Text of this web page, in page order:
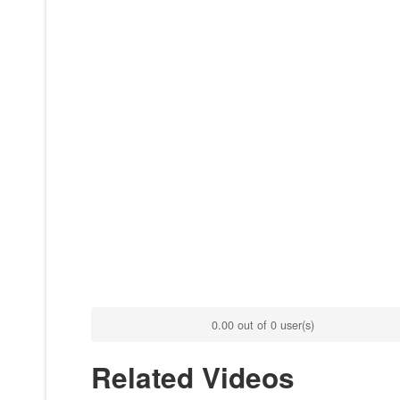
0.00 out of 0 user(s)
Related Videos